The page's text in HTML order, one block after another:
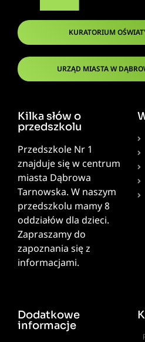
KURATORIUM
URZĄD MIASTA W
Kilka słów o
przedszkolu
Przedszkole Nr 1
znajduje się w centrum
miasta Dąbrowa
Tarnowska. W naszym
przedszkolu mamy 8
oddziałów dla dzieci.
Zapraszamy do
zapoznania się z
informacjami.
Dodatkowe
informacje